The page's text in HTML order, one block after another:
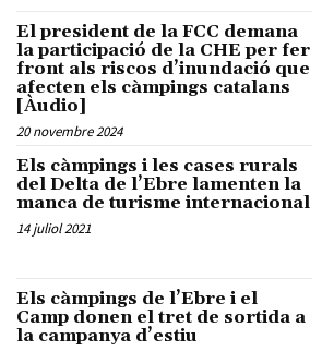
El president de la FCC demana
la participació de la CHE per fer
front als riscos d’inundació que
afecten els càmpings catalans
[Àudio]
20 novembre 2024
Els càmpings i les cases rurals
del Delta de l’Ebre lamenten la
manca de turisme internacional
14 juliol 2021
Els càmpings de l’Ebre i el
Camp donen el tret de sortida a
la campanya d’estiu